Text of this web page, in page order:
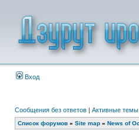
Вход
Сообщения без ответов | Активные темы
Список форумов » Site map » News of